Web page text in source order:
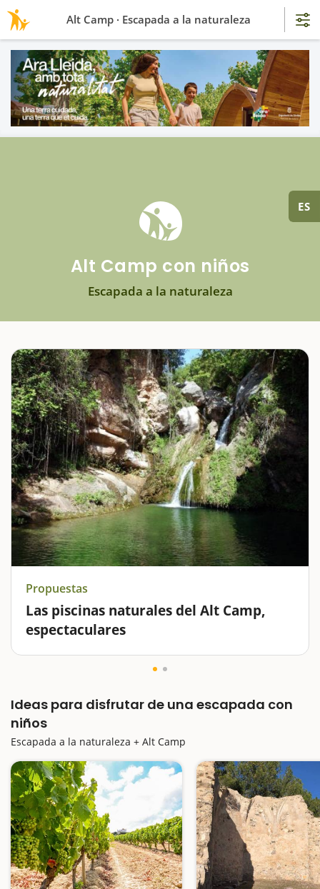
ES
Alt Camp con niños
Escapada a la naturaleza
Propuestas
Las piscinas naturales del Alt Camp,
espectaculares
Hacer una escapada a una piscina natural siempre es
un buen plan para hacer con niños. Solo hay que
encontraremos algunas de las pozas más conocidas
de Tarragona, como son:…
Ideas para disfrutar de una escapada con
niños
Escapada a la naturaleza + Alt Camp
Alt Camp · Escapada a la naturaleza